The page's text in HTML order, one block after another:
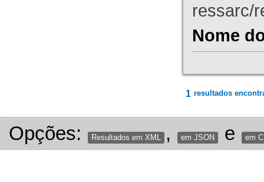
ressarc/
Nome
1 resultados
Opções: Resultados em XML , em JSON e em